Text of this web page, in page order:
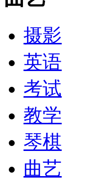
摄影
英语
考试
教学
琴棋
曲艺